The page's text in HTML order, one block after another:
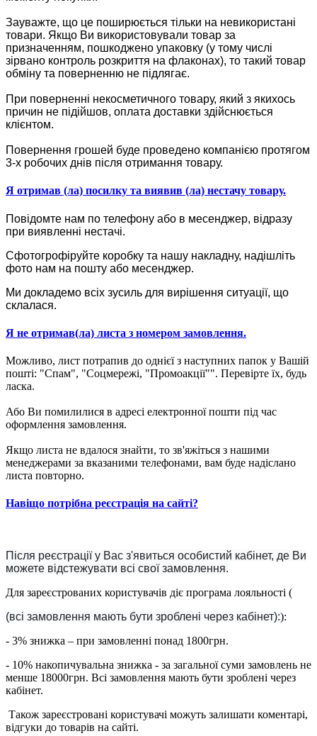
Зауважте, що це поширюється тільки на невикористані
товари. Якщо Ви використовували товар за
призначенням, пошкоджено упаковку (у тому числі
зірвано контроль розкриття на флаконах), то такий товар
обміну та поверненню не підлягає.
При поверненні некосметичного товару, який з якихось
причин не підійшов, оплата доставки здійснюється
клієнтом.
Повернення грошей буде проведено компанією протягом
3-х робочих днів після отримання товару.
Я отримав (ла) посилку та виявив (ла) нестачу товару.
Повідомте нам по телефону або в месенджер, відразу
при виявленні нестачі.
Сфотогрофіруйте коробку та нашу накладну, надішліть
фото нам на пошту або месенджер.
Ми докладемо всіх зусиль для вирішення ситуації, що
склалася.
Я не отримав(ла) листа з номером замовлення.
Можливо, лист потрапив до однієї з наступних папок у Вашій
пошті: "Спам", "Соцмережі, "Промоакції"". Перевірте їх, будь
ласка.
Або Ви помилилися в адресі електронної пошти під час
оформлення замовлення.
Якщо листа не вдалося знайти, то зв'яжіться з нашими
менеджерами за вказаними телефонами, вам буде надіслано
листа повторно.
Навіщо потрібна реєстрація на сайті?
Після реєстрації у Вас з'явиться особистий кабінет, де Ви
можете відстежувати всі свої замовлення.
Для зареєстрованих користувачів діє програма лояльності (
(всі замовлення мають бути зроблені через кабінет):):
- 3% знижка – при замовленні понад 1800грн.
- 10% накопичувальна знижка - за загальної суми замовлень не
менше 18000грн. Всі замовлення мають бути зроблені через
кабінет.
Також зареєстровані користувачі можуть залишати коментарі,
відгуки до товарів на сайті.